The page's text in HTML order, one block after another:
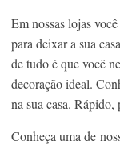
Em nossas lojas
para deixar a sua
de tudo é que você
decoração ideal.
na sua casa.
Conheça uma de